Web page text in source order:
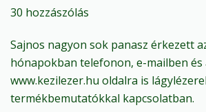
30 hozzászólás
Sajnos nagyon sok panasz érkezett
hónapokban telefonon, e-mailben és
www.kezilezer.hu oldalra is
termékbemutatókkal kapcsolatban.